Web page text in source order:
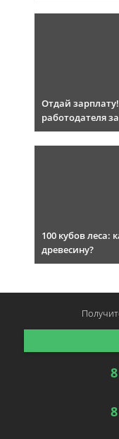
Отдай
работодателя
100 кубов леса:
древесину?